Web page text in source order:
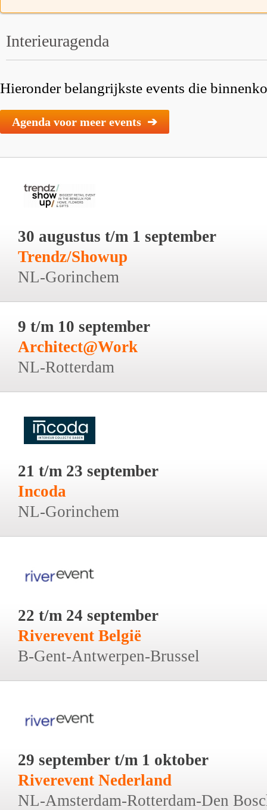
Interieuragenda
Hieronder belangrijkste events die
Agenda voor meer events ➔
30 augustus t/m 1 september
Trendz/Showup
NL-Gorinchem
9 t/m 10 september
Architect@Work
NL-Rotterdam
21 t/m 23 september
Incoda
NL-Gorinchem
22 t/m 24 september
Riverevent België
B-Gent-Antwerpen-Brussel
29 september t/m 1 oktober
Riverevent Nederland
NL-Amsterdam-Rotterdam-Den